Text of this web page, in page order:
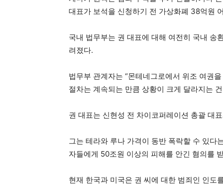
대표가 보석을 신청하기 전 가상화폐 38억원
국내 법무부는 권 대표에 대해 여전히 국내 송
려졌다.
법무부 관계자는 “몬테네그로에서 위조 여권
절차는 계속되는 만큼 상황이 크게 달라지는
권 대표는 신현성 전 차이코퍼레이션 총괄 대
그는 테라와 루나 가격이 동반 폭락할 수 있다
자들에게 50조원 이상의 피해를 안긴 혐의를
현재 한국과 미국은 권 씨에 대한 범죄인 인도